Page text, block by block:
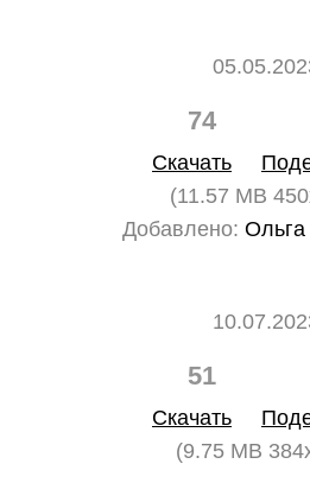
74
Скачать
(11.57 MB
Добавлено:
51
Скачать
(9.75 MB